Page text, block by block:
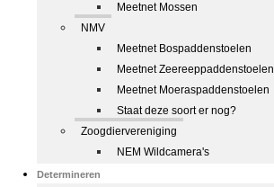
Meetnet Mossen
NMV
Meetnet Bospaddenstoelen
Meetnet Zeereeppaddenstoelen
Meetnet Moeraspaddenstoelen
Staat deze soort er nog?
Zoogdiervereniging
NEM Wildcamera's
Determineren